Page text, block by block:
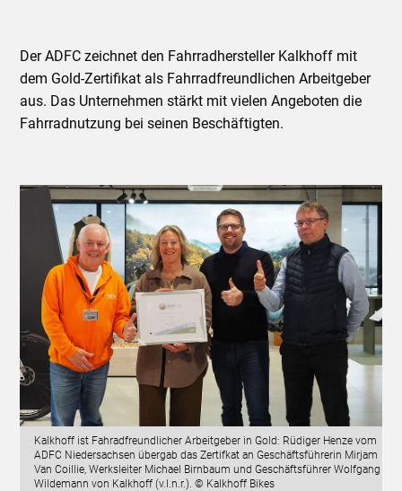
Der ADFC zeichnet den Fahrradhersteller Kalkhoff mit
dem Gold-Zertifikat als Fahrradfreundlichen Arbeitgeber
aus. Das Unternehmen stärkt mit vielen Angeboten die
Fahrradnutzung bei seinen Beschäftigten.
Kalkhoff ist Fahradfreundlicher Arbeitgeber in Gold: Rüdiger Henze vom
ADFC Niedersachsen übergab das Zertifkat an Geschäftsführerin Mirjam
Van Coillie, Werksleiter Michael Birnbaum und Geschäftsführer Wolfgang
Wildemann von Kalkhoff (v.l.n.r.). © Kalkhoff Bikes